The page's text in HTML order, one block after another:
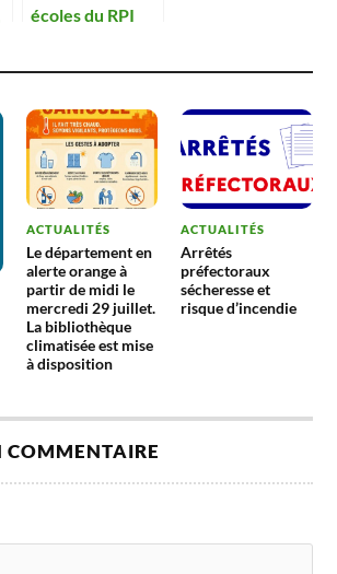
écoles du RPI
ACTUALITÉS
Le département en
alerte orange à
partir de midi le
mercredi 29 juillet.
La bibliothèque
climatisée est mise
à disposition
ACTUALITÉS
Arrêtés
préfectoraux
sécheresse et
risque d’incendie
COMMENTAIRE